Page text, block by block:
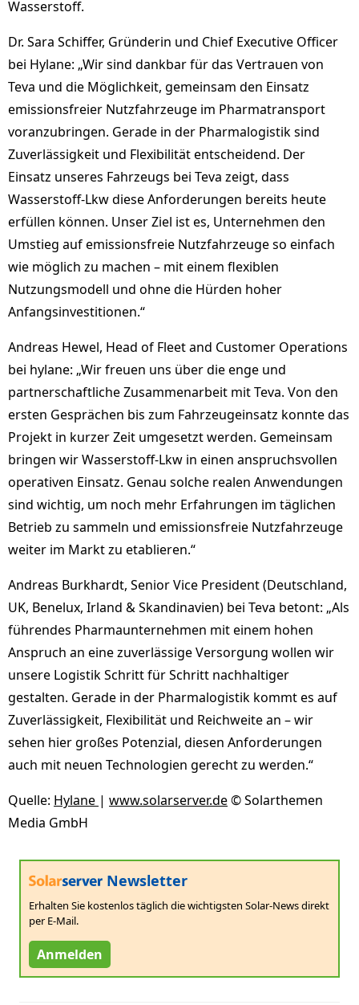
Wasserstoff.
Dr. Sara Schiffer, Gründerin und Chief Executive Officer
bei Hylane: „Wir sind dankbar für das Vertrauen von
Teva und die Möglichkeit, gemeinsam den Einsatz
emissionsfreier Nutzfahrzeuge im Pharmatransport
voranzubringen. Gerade in der Pharmalogistik sind
Zuverlässigkeit und Flexibilität entscheidend. Der
Einsatz unseres Fahrzeugs bei Teva zeigt, dass
Wasserstoff-Lkw diese Anforderungen bereits heute
erfüllen können. Unser Ziel ist es, Unternehmen den
Umstieg auf emissionsfreie Nutzfahrzeuge so einfach
wie möglich zu machen – mit einem flexiblen
Nutzungsmodell und ohne die Hürden hoher
Anfangsinvestitionen.“
Andreas Hewel, Head of Fleet and Customer Operations
bei hylane: „Wir freuen uns über die enge und
partnerschaftliche Zusammenarbeit mit Teva. Von den
ersten Gesprächen bis zum Fahrzeugeinsatz konnte das
Projekt in kurzer Zeit umgesetzt werden. Gemeinsam
bringen wir Wasserstoff-Lkw in einen anspruchsvollen
operativen Einsatz. Genau solche realen Anwendungen
sind wichtig, um noch mehr Erfahrungen im täglichen
Betrieb zu sammeln und emissionsfreie Nutzfahrzeuge
weiter im Markt zu etablieren.“
Andreas Burkhardt, Senior Vice President (Deutschland,
UK, Benelux, Irland & Skandinavien) bei Teva betont: „Als
führendes Pharmaunternehmen mit einem hohen
Anspruch an eine zuverlässige Versorgung wollen wir
unsere Logistik Schritt für Schritt nachhaltiger
gestalten. Gerade in der Pharmalogistik kommt es auf
Zuverlässigkeit, Flexibilität und Reichweite an – wir
sehen hier großes Potenzial, diesen Anforderungen
auch mit neuen Technologien gerecht zu werden.“
Quelle: Hylane | www.solarserver.de© Solarthemen
Media GmbH
Newsletter
Erhalten Sie kostenlos täglich die wichtigsten Solar-News direkt
per E-Mail.
Anmelden